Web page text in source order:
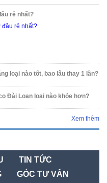
rẻ nhất?
loại nào tốt, bao lâu thay 1 lần?
Đài Loan loại nào khỏe hơn?
Xem thêm
TIN TỨC
GÓC TƯ VẤN